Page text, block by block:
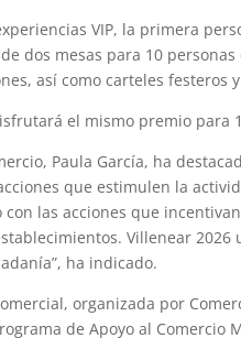
VIP, la primera
dos mesas para 10
así como carteles festeros
el mismo premio para
Paula García, ha
que estimulen la
las acciones que
Villenear
ha indicado.
organizada por
de Apoyo al Comercio